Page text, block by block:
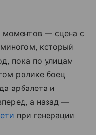
— сцена с
который
пока по улицам
ролике боец
арбалета и
а назад —
при генерации